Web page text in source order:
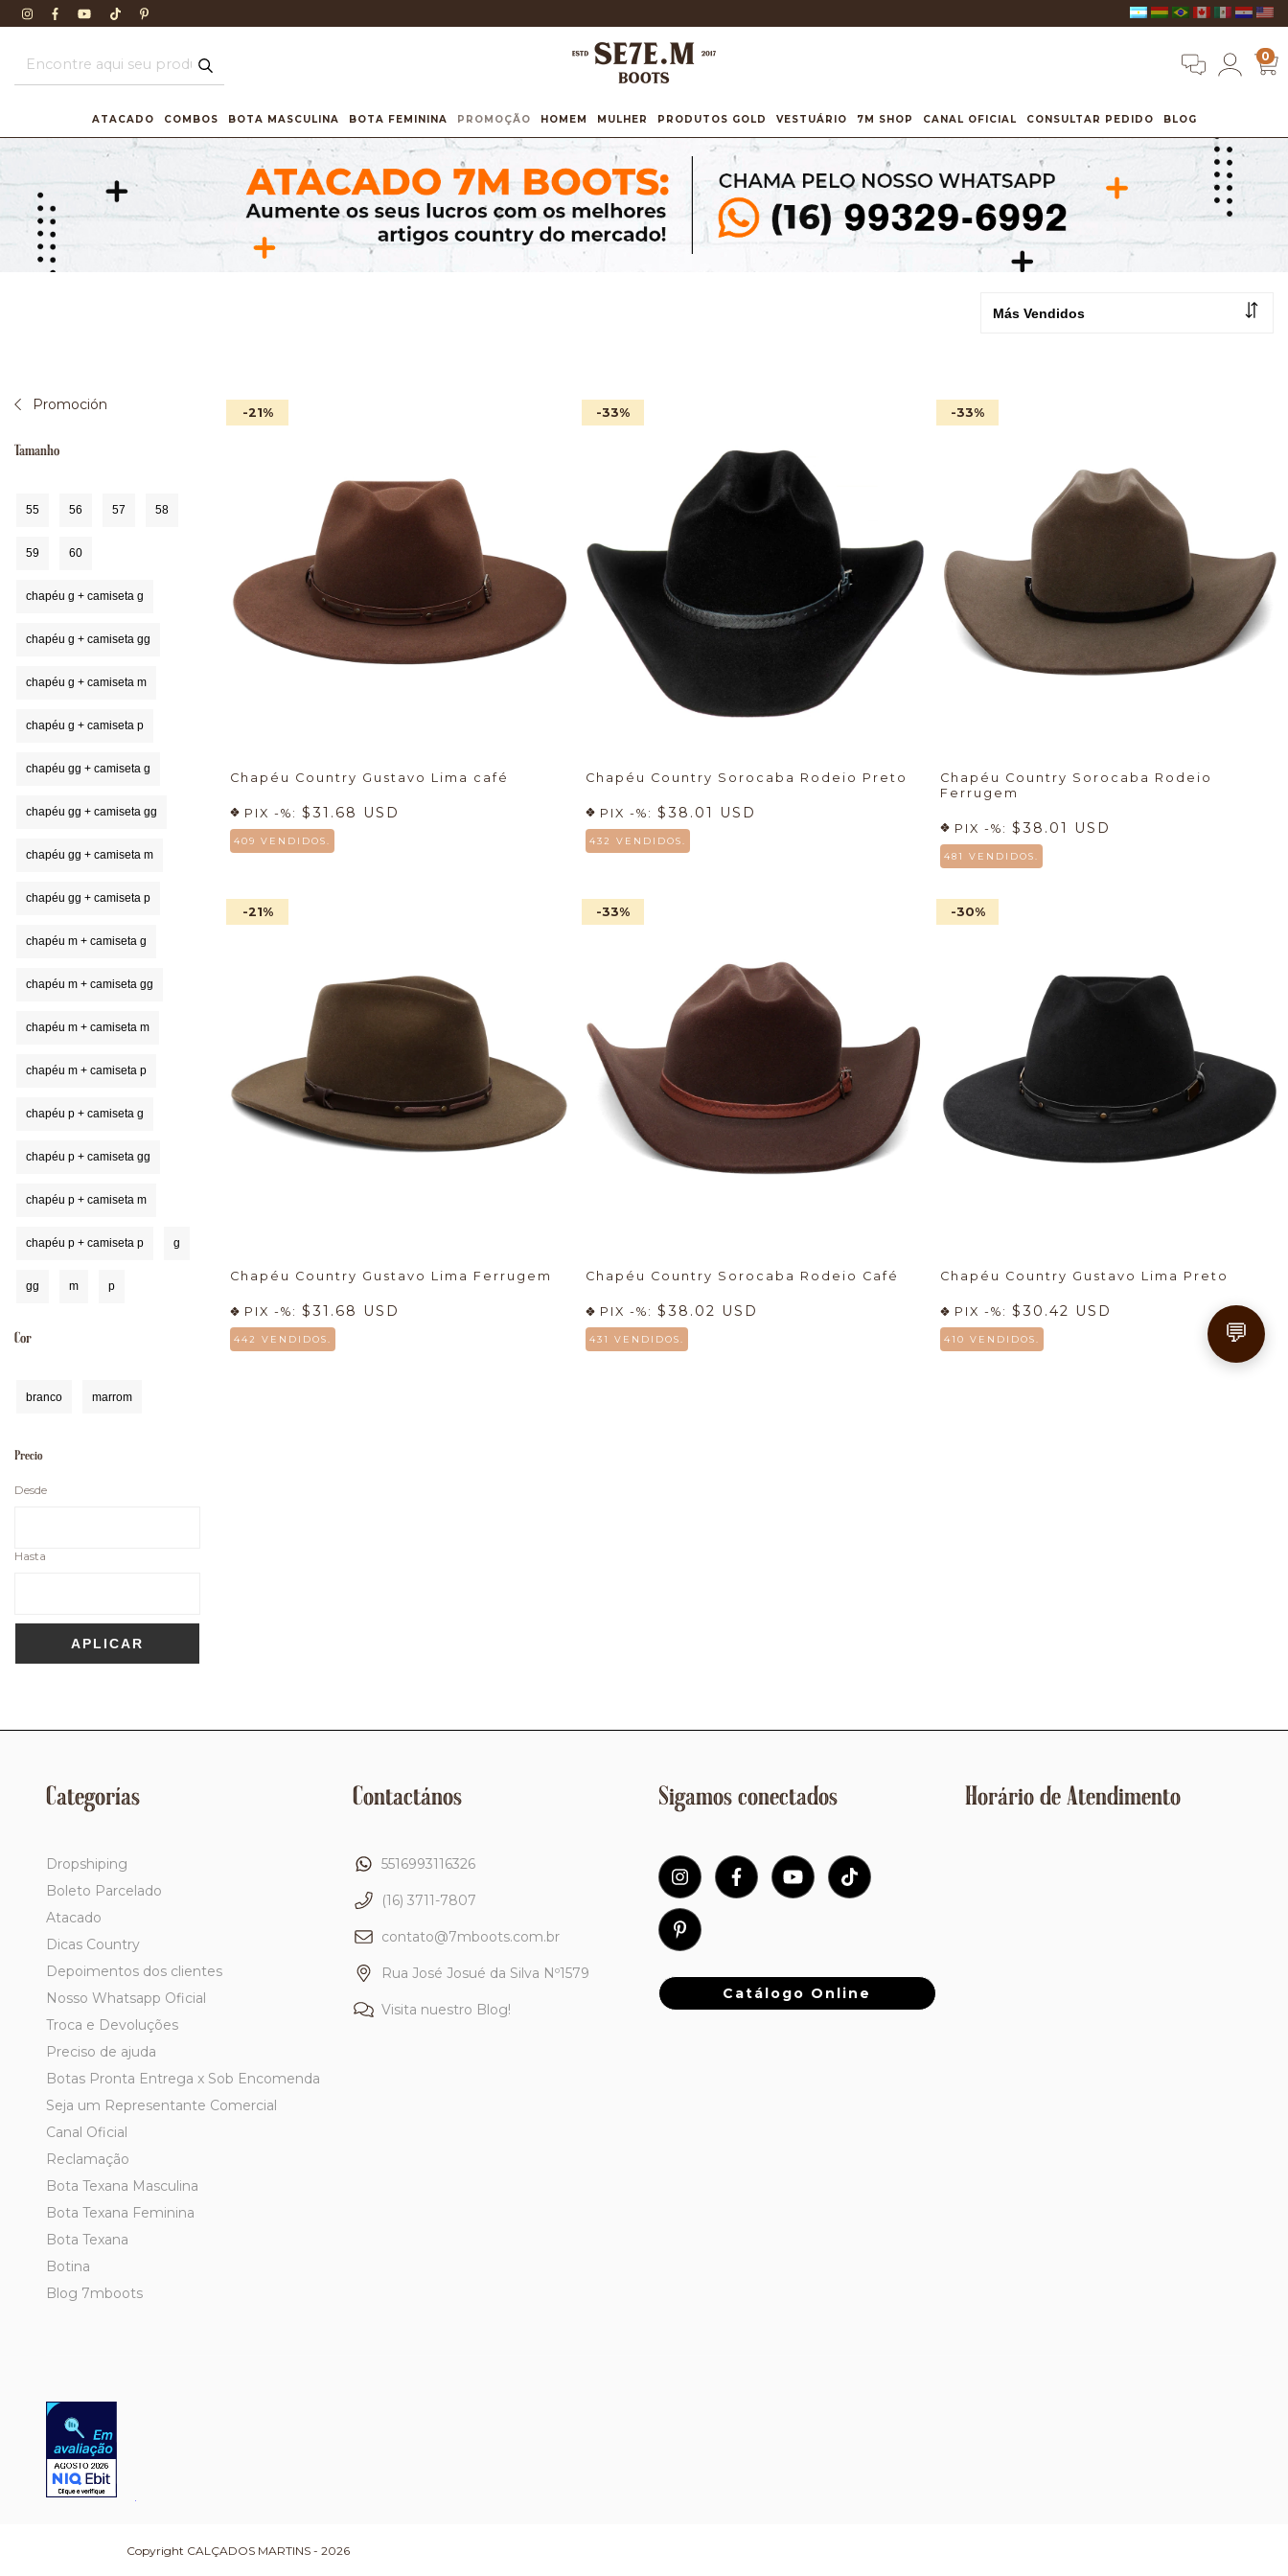
0
ATACADO COMBOS BOTA MASCULINA BOTA FEMININA PROMOÇÃO HOMEM MULHER PRODUTOS GOLD VESTUÁRIO 7M SHOP CANAL OFICIAL CONSULTAR PEDIDO BLOG
Promoción
Tamanho
55 56 57 58
59 60
chapéu g + camiseta g
chapéu g + camiseta gg
chapéu g + camiseta m
chapéu g + camiseta p
chapéu gg + camiseta g
chapéu gg + camiseta gg
chapéu gg + camiseta m
chapéu gg + camiseta p
chapéu m + camiseta g
chapéu m + camiseta gg
chapéu m + camiseta m
chapéu m + camiseta p
chapéu p + camiseta g
chapéu p + camiseta gg
chapéu p + camiseta m
chapéu p + camiseta p g
gg m p
Cor
branco marrom
Precio
Desde
Hasta
APLICAR
-21%
Chapéu Country Gustavo Lima café
PIX -%: $31.68 USD
409 VENDIDOS.
-33%
Chapéu Country Sorocaba Rodeio Preto
PIX -%: $38.01 USD
432 VENDIDOS.
-33%
Chapéu Country Sorocaba Rodeio
Ferrugem
PIX -%:$38.01 USD
481 VENDIDOS.
-21%
Chapéu Country Gustavo Lima Ferrugem
PIX -%: $31.68 USD
442 VENDIDOS.
-33%
Chapéu Country Sorocaba Rodeio Café
PIX -%: $38.02 USD
431 VENDIDOS.
-30%
Chapéu Country Gustavo Lima Preto
PIX -%:$30.42 USD
410 VENDIDOS.
Categorías
Dropshiping
Boleto Parcelado
Atacado
Dicas Country
Depoimentos dos clientes
Nosso Whatsapp Oficial
Troca e Devoluções
Preciso de ajuda
Botas Pronta Entrega x Sob Encomenda
Seja um Representante Comercial
Canal Oficial
Reclamação
Bota Texana Masculina
Bota Texana Feminina
Bota Texana
Botina
Blog 7mboots
Contactános
5516993116326
(16) 3711-7807
contato@7mboots.com.br
Rua José Josué da Silva Nº1579
Visita nuestro Blog!
Sigamos conectados
Catálogo Online
Horário de Atendimento
Copyright CALÇADOS MARTINS - 2026
💬